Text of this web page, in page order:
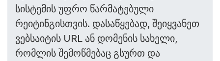
სისტემის უფრო წარმატებული
რეიტინგისთვის. დასაწყებად, შეიყვანეთ
ვებსაიტის URL ან დომენის სახელი,
რომლის შემოწმებაც გსურთ და